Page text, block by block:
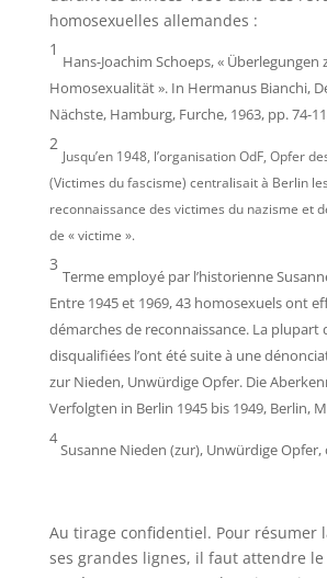
homosexuelles allemandes :
1
Hans-Joachim Schoeps, «
Homosexualität ». In Hermanus Bianchi,
Nächste, Hamburg, Furche, 1963, pp. 74-
2
Jusqu’en 1948, l’organisation OdF, Opfer
(Victimes du fascisme) centralisait à Berlin
reconnaissance des victimes du nazisme et
de « victime ».
3
Terme employé par l’historienne
Entre 1945 et 1969, 43 homosexuels ont
démarches de reconnaissance. La plupart
disqualifiées l’ont été suite à une
zur Nieden, Unwürdige Opfer. Die
Verfolgten in Berlin 1945 bis 1949, Berlin,
4
Susanne Nieden (zur), Unwürdige Opfer,
Au tirage confidentiel. Pour résumer
ses grandes lignes, il faut attendre